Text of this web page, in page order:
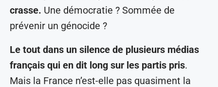
crasse. Une démocratie ? Sommée de
prévenir un génocide ?
Le tout dans un silence de plusieurs médias
français qui en dit long sur les partis pris.
Mais la France n’est-elle pas quasiment la